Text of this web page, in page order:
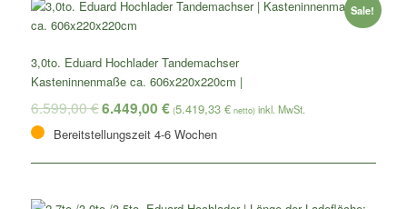
Sale!
3,0to. Eduard Hochlader Tandemachser
Kasteninnenmaße ca. 606x220x220cm |
6.599,00€6.449,00€ (5.419,33€ netto)
Bereitstellungszeit 4-6 Wochen